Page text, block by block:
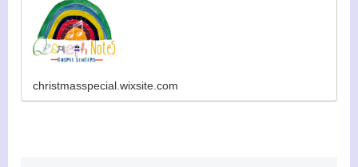
christmasspecial.wixsite.com